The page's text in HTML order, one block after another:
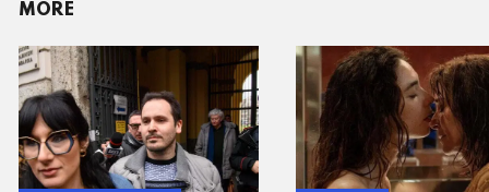
MORE